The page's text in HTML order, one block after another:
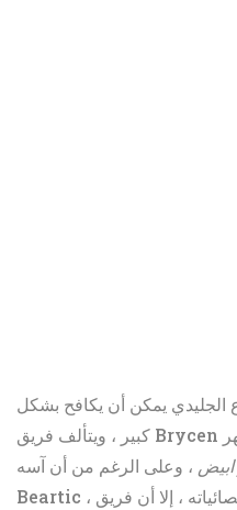
الجليدي يمكن أن يكافح بشكل
كبير ، ويتألف فريق Brycen فقط من أنواع الجليد النقية. يظهر
، وعلى الرغم من أن آسه ،
Beartic ، يمكن أن يكون مخيفًا بسبب إحصائياته ، إلا أن فريق